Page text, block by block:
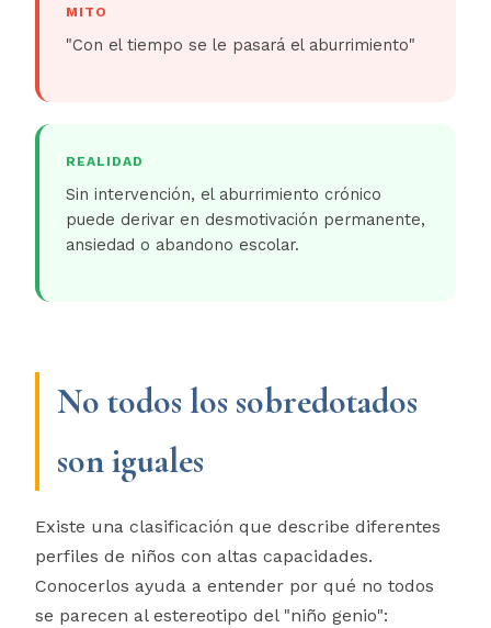
MITO
"Con el tiempo se le pasará el aburrimiento"
REALIDAD
Sin intervención, el aburrimiento crónico
puede derivar en desmotivación permanente,
ansiedad o abandono escolar.
No todos los sobredotados
son iguales
Existe una clasificación que describe diferentes
perfiles de niños con altas capacidades.
Conocerlos ayuda a entender por qué no todos
se parecen al estereotipo del "niño genio":